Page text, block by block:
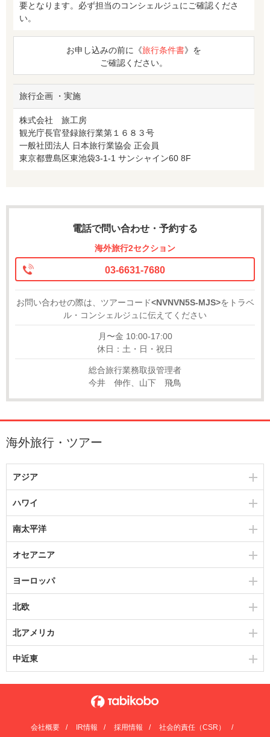
要となります。必ず担当のコンシェルジュにご確認くださ
い。
お申し込みの前に《旅行条件書》を
ご確認ください。
旅行企画 ・実施
株式会社 旅工房
観光庁長官登録旅行業第１６８３号
一般社団法人 日本旅行業協会 正会員
東京都豊島区東池袋3-1-1 サンシャイン60 8F
電話で問い合わせ・予約する
海外旅行2セクション
03-6631-7680
お問い合わせの際は、ツアーコード<NVNVN5S-MJS>をトラベ
ル・コンシェルジュに伝えてください
月〜金 10:00-17:00
休日：土・日・祝日
総合旅行業務取扱管理者
今井 伸作、山下 飛鳥
海外旅行・ツアー
アジア
ハワイ
南太平洋
オセアニア
ヨーロッパ
北欧
北アメリカ
中近東
会社概要 IR情報 採用情報 社会的責任（CSR）